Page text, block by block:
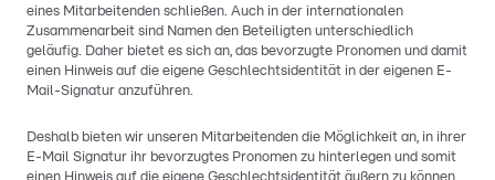
eines Mitarbeitenden schließen. Auch in der internationalen
Zusammenarbeit sind Namen den Beteiligten unterschiedlich
geläufig. Daher bietet es sich an, das bevorzugte Pronomen und damit
einen Hinweis auf die eigene Geschlechtsidentität in der eigenen E-
Mail-Signatur anzuführen.
Deshalb bieten wir unseren Mitarbeitenden die Möglichkeit an, in ihrer
E-Mail Signatur ihr bevorzugtes Pronomen zu hinterlegen und somit
einen Hinweis auf die eigene Geschlechtsidentität äußern zu können.